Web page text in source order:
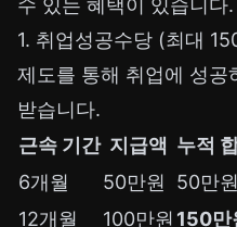
수 있는 혜택이 있습니다.
1. 취업성공수당 (최대
제도를 통해 취업에 성공
받습니다.
근속 기간 지급액 누적
6개월
50만원
50만원
12개월
100만원 150만